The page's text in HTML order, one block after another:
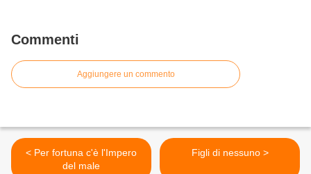
Commenti
Aggiungere un commento
< Per fortuna c'è l'Impero
del male
Figli di nessuno >